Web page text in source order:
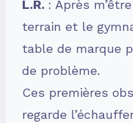
L.R. : Après
terrain et le
table de marque
de problème.
Ces premières
regarde